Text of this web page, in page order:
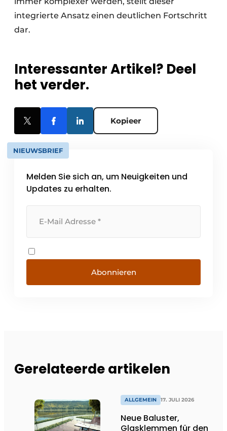
integrierte Ansatz einen deutlichen Fortschritt
dar.
Interessanter Artikel? Deel
het verder.
Kopieer
NIEUWSBRIEF
Melden Sie sich an, um Neuigkeiten und
Updates zu erhalten.
Abonnieren
Gerelateerde artikelen
ALLGEMEIN 17. JULI 2026
Neue Baluster,
Glasklemmen für den